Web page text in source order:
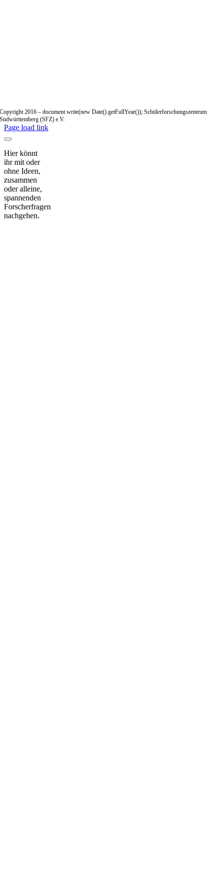
Copyright 2016 – document.write(new Date().getFullYear()); Schülerforschungszentrum
Südwürttemberg (SFZ) e.V.
Page load link
Hier könnt
ihr mit oder
ohne Ideen,
zusammen
oder alleine,
spannenden
Forscherfragen
nachgehen.